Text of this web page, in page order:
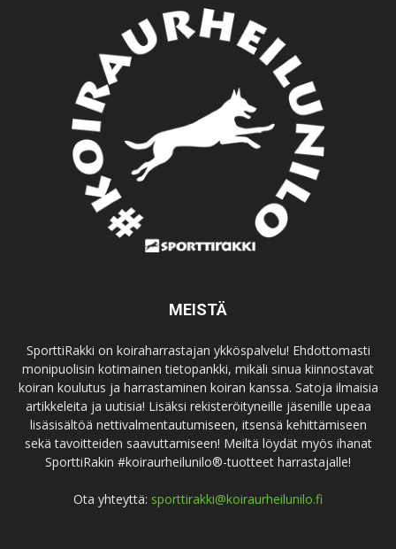
MEISTÄ
SporttiRakki on koiraharrastajan ykköspalvelu! Ehdottomasti
monipuolisin kotimainen tietopankki, mikäli sinua kiinnostavat
koiran koulutus ja harrastaminen koiran kanssa. Satoja ilmaisia
artikkeleita ja uutisia! Lisäksi rekisteröityneille jäsenille upeaa
lisäsisältöä nettivalmentautumiseen, itsensä kehittämiseen
sekä tavoitteiden saavuttamiseen! Meiltä löydät myös ihanat
SporttiRakin #koiraurheilunilo®-tuotteet harrastajalle!
Ota yhteyttä: sporttirakki@koiraurheilunilo.fi